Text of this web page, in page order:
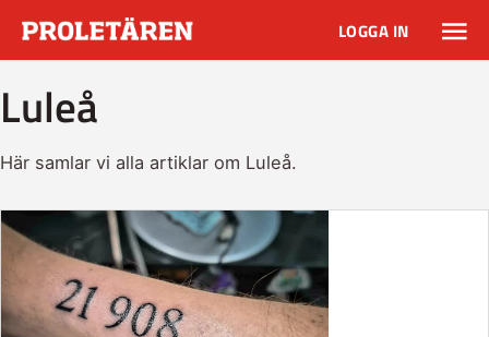
LOGGA IN
Luleå
Här samlar vi alla artiklar om Luleå.